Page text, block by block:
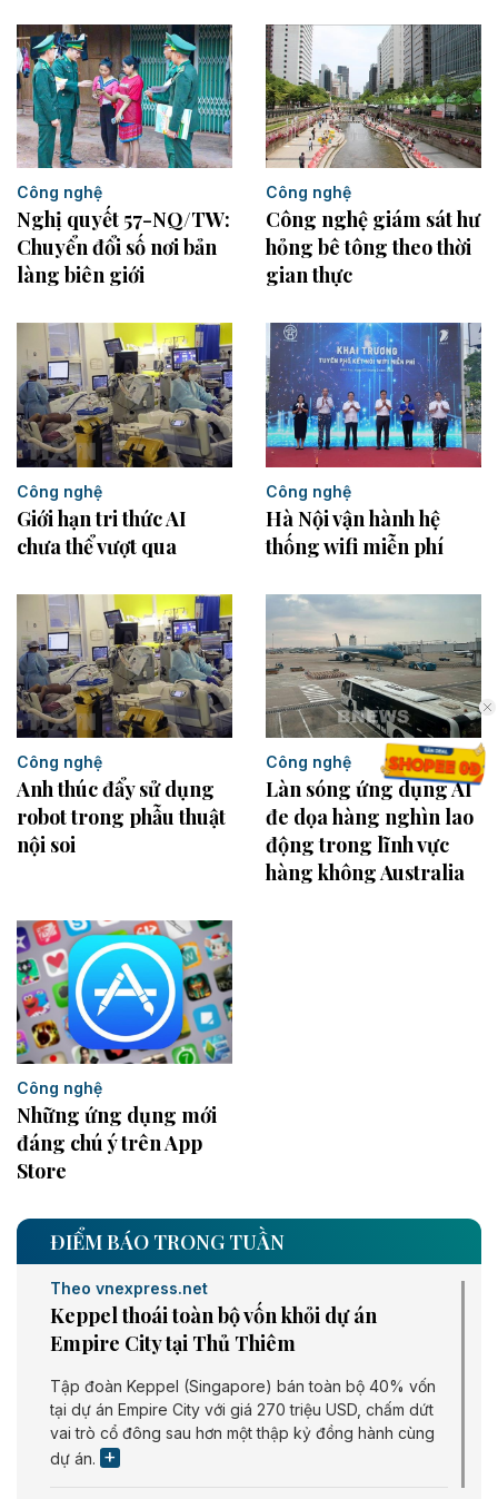
Công nghệ
Nghị quyết 57-NQ/TW:
Chuyển đổi số nơi bản
làng biên giới
Công nghệ
Công nghệ giám sát hư
hỏng bê tông theo thời
gian thực
Công nghệ
Giới hạn tri thức AI
chưa thể vượt qua
Công nghệ
Hà Nội vận hành hệ
thống wifi miễn phí
Công nghệ
Anh thúc đẩy sử dụng
robot trong phẫu thuật
nội soi
Công nghệ
Làn sóng ứng dụng AI
đe dọa hàng nghìn lao
động trong lĩnh vực
hàng không Australia
Công nghệ
Những ứng dụng mới
đáng chú ý trên App
Store
ĐIỂM BÁO TRONG TUẦN
Theo vnexpress.net
Keppel thoái toàn bộ vốn khỏi dự án
Empire City tại Thủ Thiêm
Tập đoàn Keppel (Singapore) bán toàn bộ 40% vốn
tại dự án Empire City với giá 270 triệu USD, chấm dứt
vai trò cổ đông sau hơn một thập kỷ đồng hành cùng
dự án.